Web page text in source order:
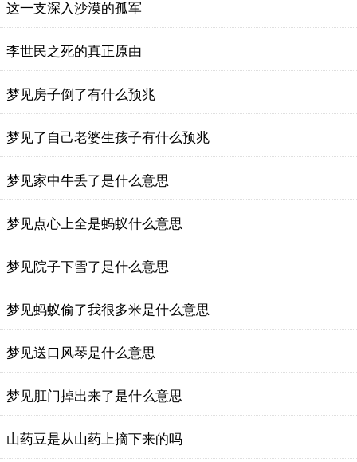
这一支深入沙漠的孤军
李世民之死的真正原由
梦见房子倒了有什么预兆
梦见了自己老婆生孩子有什么预兆
梦见家中牛丢了是什么意思
梦见点心上全是蚂蚁什么意思
梦见院子下雪了是什么意思
梦见蚂蚁偷了我很多米是什么意思
梦见送口风琴是什么意思
梦见肛门掉出来了是什么意思
​山药豆是从山药上摘下来的吗